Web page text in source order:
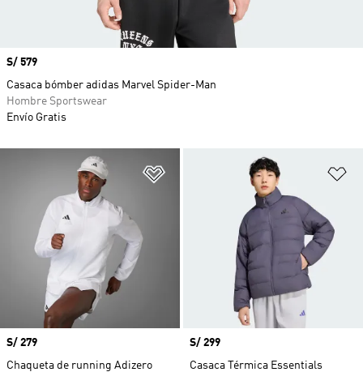
Añadir a la lista de deseos
Precio
S/ 279
Chaqueta de running Adizero
Precio
S/ 299
Casaca Térmica Essentials
Precio
S/ 579
Casaca bómber adidas Marvel Spider-Man
Hombre Sportswear
Envío Gratis